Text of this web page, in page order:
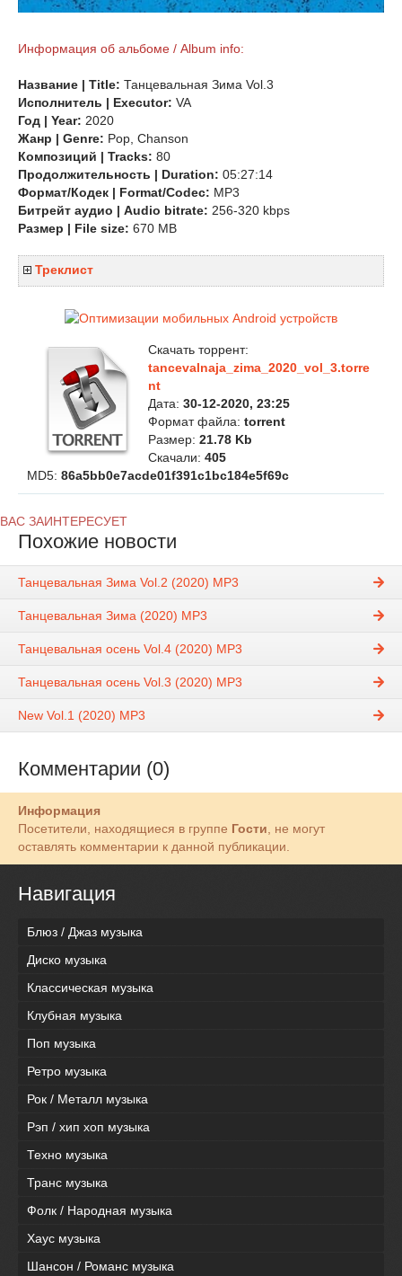
Информация об альбоме / Album info:
Название | Title: Танцевальная Зима Vol.3
Исполнитель | Executor: VA
Год | Year: 2020
Жанр | Genre: Pop, Chanson
Композиций | Tracks: 80
Продолжительность | Duration: 05:27:14
Формат/Кодек | Format/Codec: MP3
Битрейт аудио | Audio bitrate: 256-320 kbps
Размер | File size: 670 MB
Треклист
Скачать торрент:
tancevalnaja_zima_2020_vol_3.torre
nt
Дата: 30-12-2020, 23:25
Формат файла: torrent
Размер: 21.78 Kb
Скачали: 405
MD5: 86a5bb0e7acde01f391c1bc184e5f69c
ВАС ЗАИНТЕРЕСУЕТ
Похожие новости
Танцевальная Зима Vol.2 (2020) MP3
Танцевальная Зима (2020) MP3
Танцевальная осень Vol.4 (2020) MP3
Танцевальная осень Vol.3 (2020) MP3
New Vol.1 (2020) MP3
Комментарии (0)
Информация
Посетители, находящиеся в группе Гости, не могут
оставлять комментарии к данной публикации.
Навигация
Блюз / Джаз музыка
Диско музыка
Классическая музыка
Клубная музыка
Поп музыка
Ретро музыка
Рок / Металл музыка
Рэп / хип хоп музыка
Техно музыка
Транс музыка
Фолк / Народная музыка
Хаус музыка
Шансон / Романс музыка